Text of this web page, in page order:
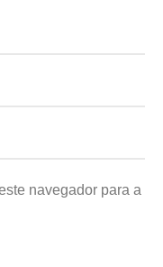
navegador para a